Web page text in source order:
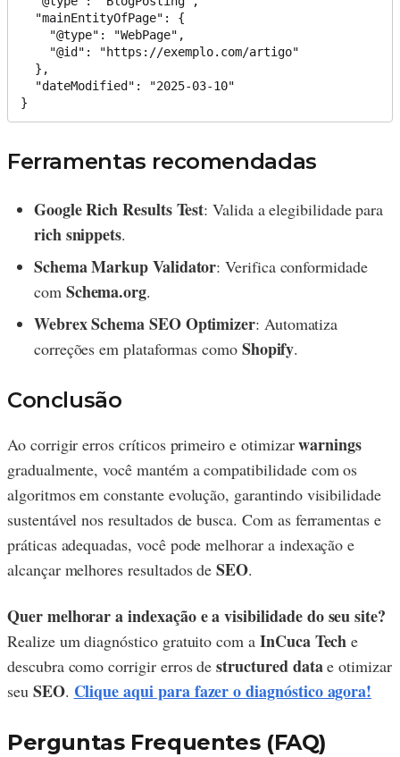
Ferramentas recomendadas
Google Rich Results Test: Valida a elegibilidade para
rich snippets.
Schema Markup Validator: Verifica conformidade
com Schema.org.
Webrex Schema SEO Optimizer: Automatiza
correções em plataformas como Shopify.
Conclusão
Ao corrigir erros críticos primeiro e otimizarwarnings
gradualmente, você mantém a compatibilidade com os
algoritmos em constante evolução, garantindo visibilidade
sustentável nos resultados de busca. Com as ferramentas e
práticas adequadas, você pode melhorar a indexação e
alcançar melhores resultados deSEO.
Quer melhorar a indexação e a visibilidade do seu site?
Realize um diagnóstico gratuito com a InCuca Tech e
descubra como corrigir erros destructured datae otimizar
seu SEO. Clique aqui para fazer o diagnóstico agora!
Perguntas Frequentes (FAQ)